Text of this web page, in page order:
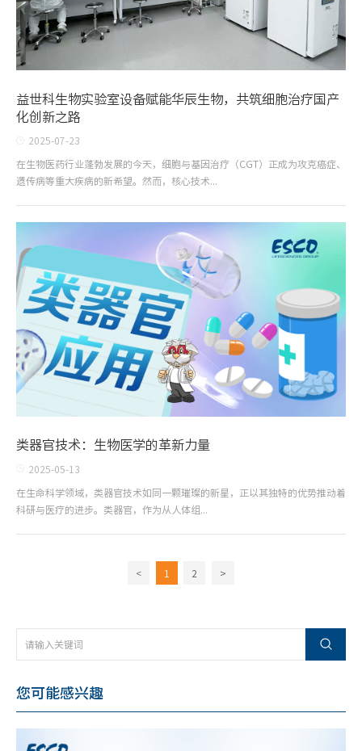
益世科生物实验室设备赋能华辰生物，共筑细胞治疗国产
化创新之路
2025-07-23
在生物医药行业蓬勃发展的今天，细胞与基因治疗（CGT）正成为攻克癌症、
遗传病等重大疾病的新希望。然而，核心技术...
类器官技术：生物医学的革新力量
2025-05-13
在生命科学领域，类器官技术如同一颗璀璨的新星，正以其独特的优势推动着
科研与医疗的进步。类器官，作为从人体组...
< 1 2 >
您可能感兴趣